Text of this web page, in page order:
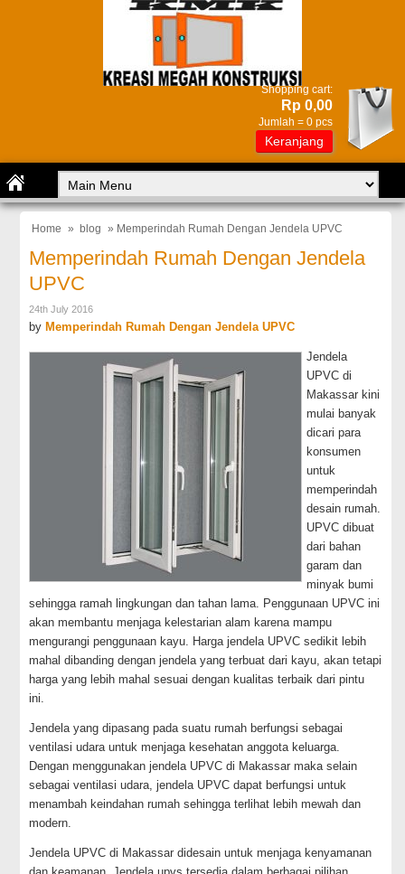
Shopping cart:
Rp 0,00
Jumlah = 0 pcs
Keranjang
Home » blog » Memperindah Rumah Dengan Jendela UPVC
Memperindah Rumah Dengan Jendela
UPVC
24th July 2016
by Memperindah Rumah Dengan Jendela UPVC
Jendela
UPVC di
Makassar kini
mulai banyak
dicari para
konsumen
untuk
memperindah
desain rumah.
UPVC dibuat
dari bahan
garam dan
minyak bumi
sehingga ramah lingkungan dan tahan lama. Penggunaan UPVC ini
akan membantu menjaga kelestarian alam karena mampu
mengurangi penggunaan kayu. Harga jendela UPVC sedikit lebih
mahal dibanding dengan jendela yang terbuat dari kayu, akan tetapi
harga yang lebih mahal sesuai dengan kualitas terbaik dari pintu
ini.
Jendela yang dipasang pada suatu rumah berfungsi sebagai
ventilasi udara untuk menjaga kesehatan anggota keluarga.
Dengan menggunakan jendela UPVC di Makassar maka selain
sebagai ventilasi udara, jendela UPVC dapat berfungsi untuk
menambah keindahan rumah sehingga terlihat lebih mewah dan
modern.
Jendela UPVC di Makassar didesain untuk menjaga kenyamanan